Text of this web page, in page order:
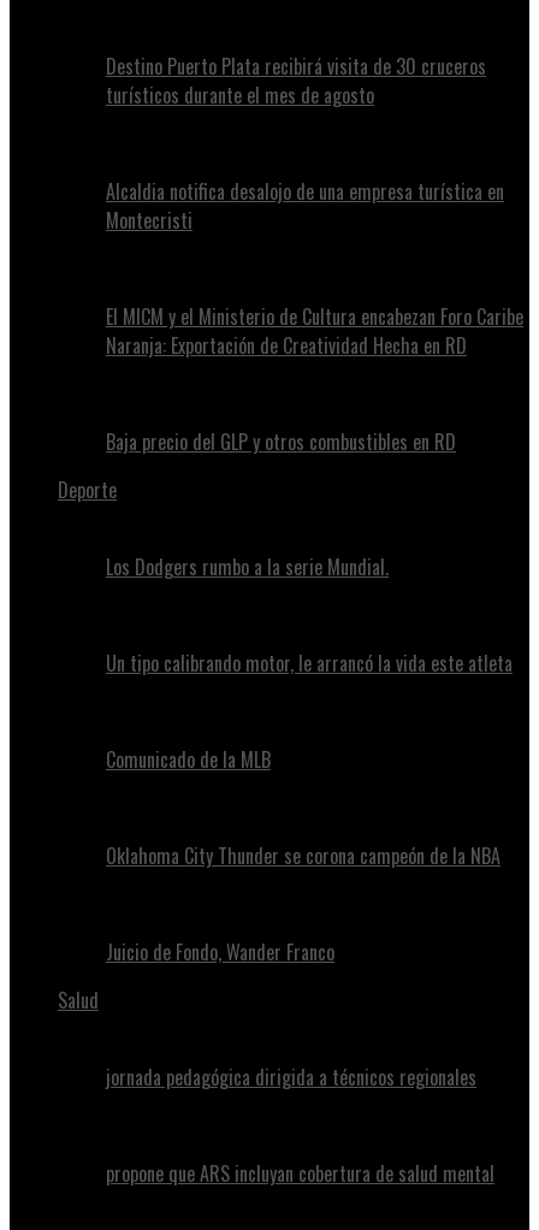
Destino Puerto Plata recibirá visita de 30 cruceros
turísticos durante el mes de agosto
Alcaldia notifica desalojo de una empresa turística en
Montecristi
El MICM y el Ministerio de Cultura encabezan Foro Caribe
Naranja: Exportación de Creatividad Hecha en RD
Baja precio del GLP y otros combustibles en RD
Deporte
Los Dodgers rumbo a la serie Mundial.
Un tipo calibrando motor, le arrancó la vida este atleta
Comunicado de la MLB
Oklahoma City Thunder se corona campeón de la NBA
Juicio de Fondo, Wander Franco
Salud
jornada pedagógica dirigida a técnicos regionales
propone que ARS incluyan cobertura de salud mental